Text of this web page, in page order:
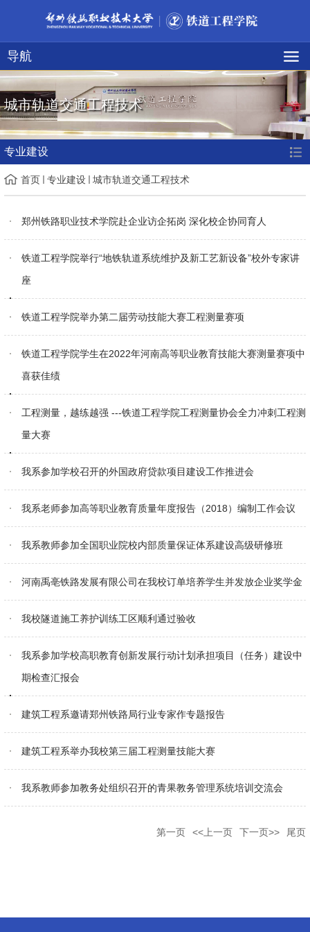
导航
城市轨道交通工程技术
专业建设
首页 专业建设 城市轨道交通工程技术
郑州铁路职业技术学院赴企业访企拓岗 深化校企协同育人
铁道工程学院举行“地铁轨道系统维护及新工艺新设备”校外专家讲
座
铁道工程学院举办第二届劳动技能大赛工程测量赛项
铁道工程学院学生在2022年河南高等职业教育技能大赛测量赛项中
喜获佳绩
工程测量，越练越强 ---铁道工程学院工程测量协会全力冲刺工程测
量大赛
我系参加学校召开的外国政府贷款项目建设工作推进会
我系老师参加高等职业教育质量年度报告（2018）编制工作会议
我系教师参加全国职业院校内部质量保证体系建设高级研修班
河南禹亳铁路发展有限公司在我校订单培养学生并发放企业奖学金
我校隧道施工养护训练工区顺利通过验收
我系参加学校高职教育创新发展行动计划承担项目（任务）建设中
期检查汇报会
建筑工程系邀请郑州铁路局行业专家作专题报告
建筑工程系举办我校第三届工程测量技能大赛
我系教师参加教务处组织召开的青果教务管理系统培训交流会
第一页 <<上一页 下一页>> 尾页